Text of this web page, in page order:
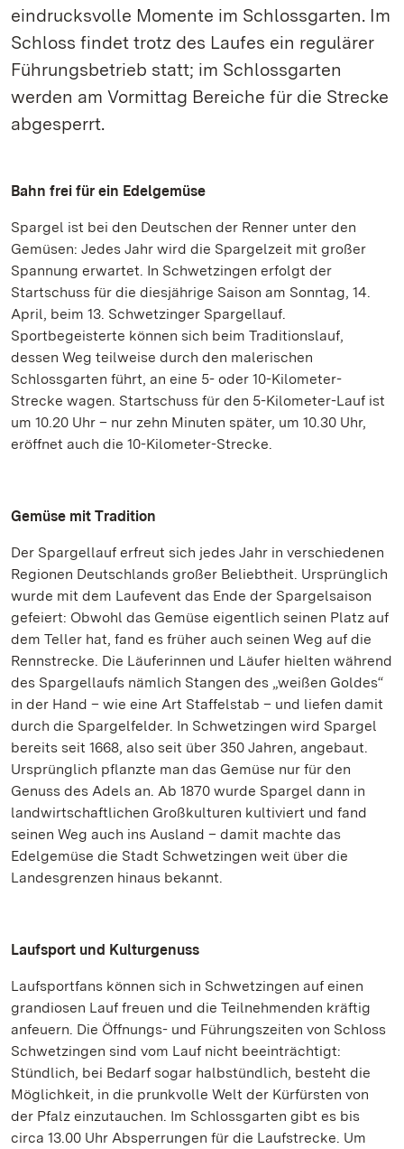
eindrucksvolle Momente im Schlossgarten. Im
Schloss findet trotz des Laufes ein regulärer
Führungsbetrieb statt; im Schlossgarten
werden am Vormittag Bereiche für die Strecke
abgesperrt.
Bahn frei für ein Edelgemüse
Spargel ist bei den Deutschen der Renner unter den
Gemüsen: Jedes Jahr wird die Spargelzeit mit großer
Spannung erwartet. In Schwetzingen erfolgt der
Startschuss für die diesjährige Saison am Sonntag, 14.
April, beim 13. Schwetzinger Spargellauf.
Sportbegeisterte können sich beim Traditionslauf,
dessen Weg teilweise durch den malerischen
Schlossgarten führt, an eine 5- oder 10-Kilometer-
Strecke wagen. Startschuss für den 5-Kilometer-Lauf ist
um 10.20 Uhr – nur zehn Minuten später, um 10.30 Uhr,
eröffnet auch die 10-Kilometer-Strecke.
Gemüse mit Tradition
Der Spargellauf erfreut sich jedes Jahr in verschiedenen
Regionen Deutschlands großer Beliebtheit. Ursprünglich
wurde mit dem Laufevent das Ende der Spargelsaison
gefeiert: Obwohl das Gemüse eigentlich seinen Platz auf
dem Teller hat, fand es früher auch seinen Weg auf die
Rennstrecke. Die Läuferinnen und Läufer hielten während
des Spargellaufs nämlich Stangen des „weißen Goldes“
in der Hand – wie eine Art Staffelstab – und liefen damit
durch die Spargelfelder. In Schwetzingen wird Spargel
bereits seit 1668, also seit über 350 Jahren, angebaut.
Ursprünglich pflanzte man das Gemüse nur für den
Genuss des Adels an. Ab 1870 wurde Spargel dann in
landwirtschaftlichen Großkulturen kultiviert und fand
seinen Weg auch ins Ausland – damit machte das
Edelgemüse die Stadt Schwetzingen weit über die
Landesgrenzen hinaus bekannt.
Laufsport und Kulturgenuss
Laufsportfans können sich in Schwetzingen auf einen
grandiosen Lauf freuen und die Teilnehmenden kräftig
anfeuern. Die Öffnungs- und Führungszeiten von Schloss
Schwetzingen sind vom Lauf nicht beeinträchtigt:
Stündlich, bei Bedarf sogar halbstündlich, besteht die
Möglichkeit, in die prunkvolle Welt der Kürfürsten von
der Pfalz einzutauchen. Im Schlossgarten gibt es bis
circa 13.00 Uhr Absperrungen für die Laufstrecke. Um